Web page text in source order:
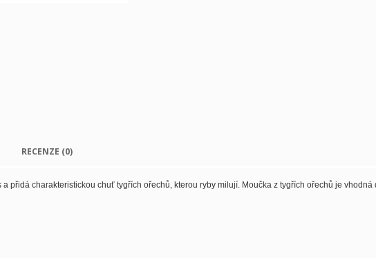
RECENZE (0)
přidá charakteristickou chuť tygřích ořechů, kterou ryby milují. Moučka z tygřích ořechů je vhodná